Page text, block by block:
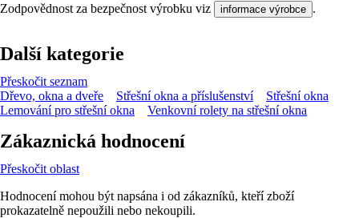
Zodpovědnost za bezpečnost výrobku viz informace výrobce .
Další kategorie
Přeskočit seznam
Dřevo, okna a dveře
Střešní okna a příslušenství
Střešní okna
Lemování pro střešní okna
Venkovní rolety na střešní okna
Zákaznická hodnocení
Přeskočit oblast
Hodnocení mohou být napsána i od zákazníků, kteří zboží
prokazatelně nepoužili nebo nekoupili.